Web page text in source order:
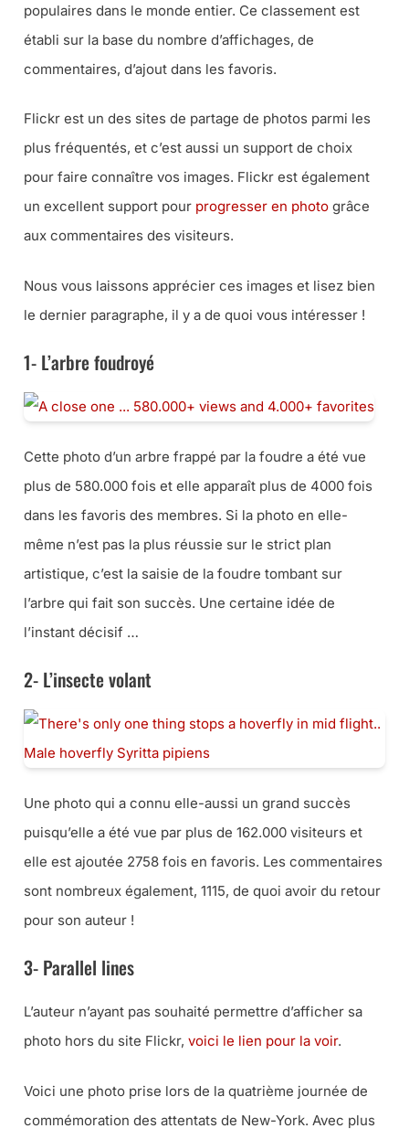
populaires dans le monde entier. Ce classement est
établi sur la base du nombre d’affichages, de
commentaires, d’ajout dans les favoris.
Flickr est un des sites de partage de photos parmi les
plus fréquentés, et c’est aussi un support de choix
pour faire connaître vos images. Flickr est également
un excellent support pour progresser en photo grâce
aux commentaires des visiteurs.
Nous vous laissons apprécier ces images et lisez bien
le dernier paragraphe, il y a de quoi vous intéresser !
1- L’arbre foudroyé
Cette photo d’un arbre frappé par la foudre a été vue
plus de 580.000 fois et elle apparaît plus de 4000 fois
dans les favoris des membres. Si la photo en elle-
même n’est pas la plus réussie sur le strict plan
artistique, c’est la saisie de la foudre tombant sur
l’arbre qui fait son succès. Une certaine idée de
l’instant décisif …
2- L’insecte volant
Une photo qui a connu elle-aussi un grand succès
puisqu’elle a été vue par plus de 162.000 visiteurs et
elle est ajoutée 2758 fois en favoris. Les commentaires
sont nombreux également, 1115, de quoi avoir du retour
pour son auteur !
3- Parallel lines
L’auteur n’ayant pas souhaité permettre d’afficher sa
photo hors du site Flickr, voici le lien pour la voir.
Voici une photo prise lors de la quatrième journée de
commémoration des attentats de New-York. Avec plus